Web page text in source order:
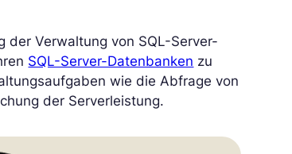
der Verwaltung von SQL-Server-
SQL-Server-Datenbanken zu
wie die Abfrage von
der Serverleistung.